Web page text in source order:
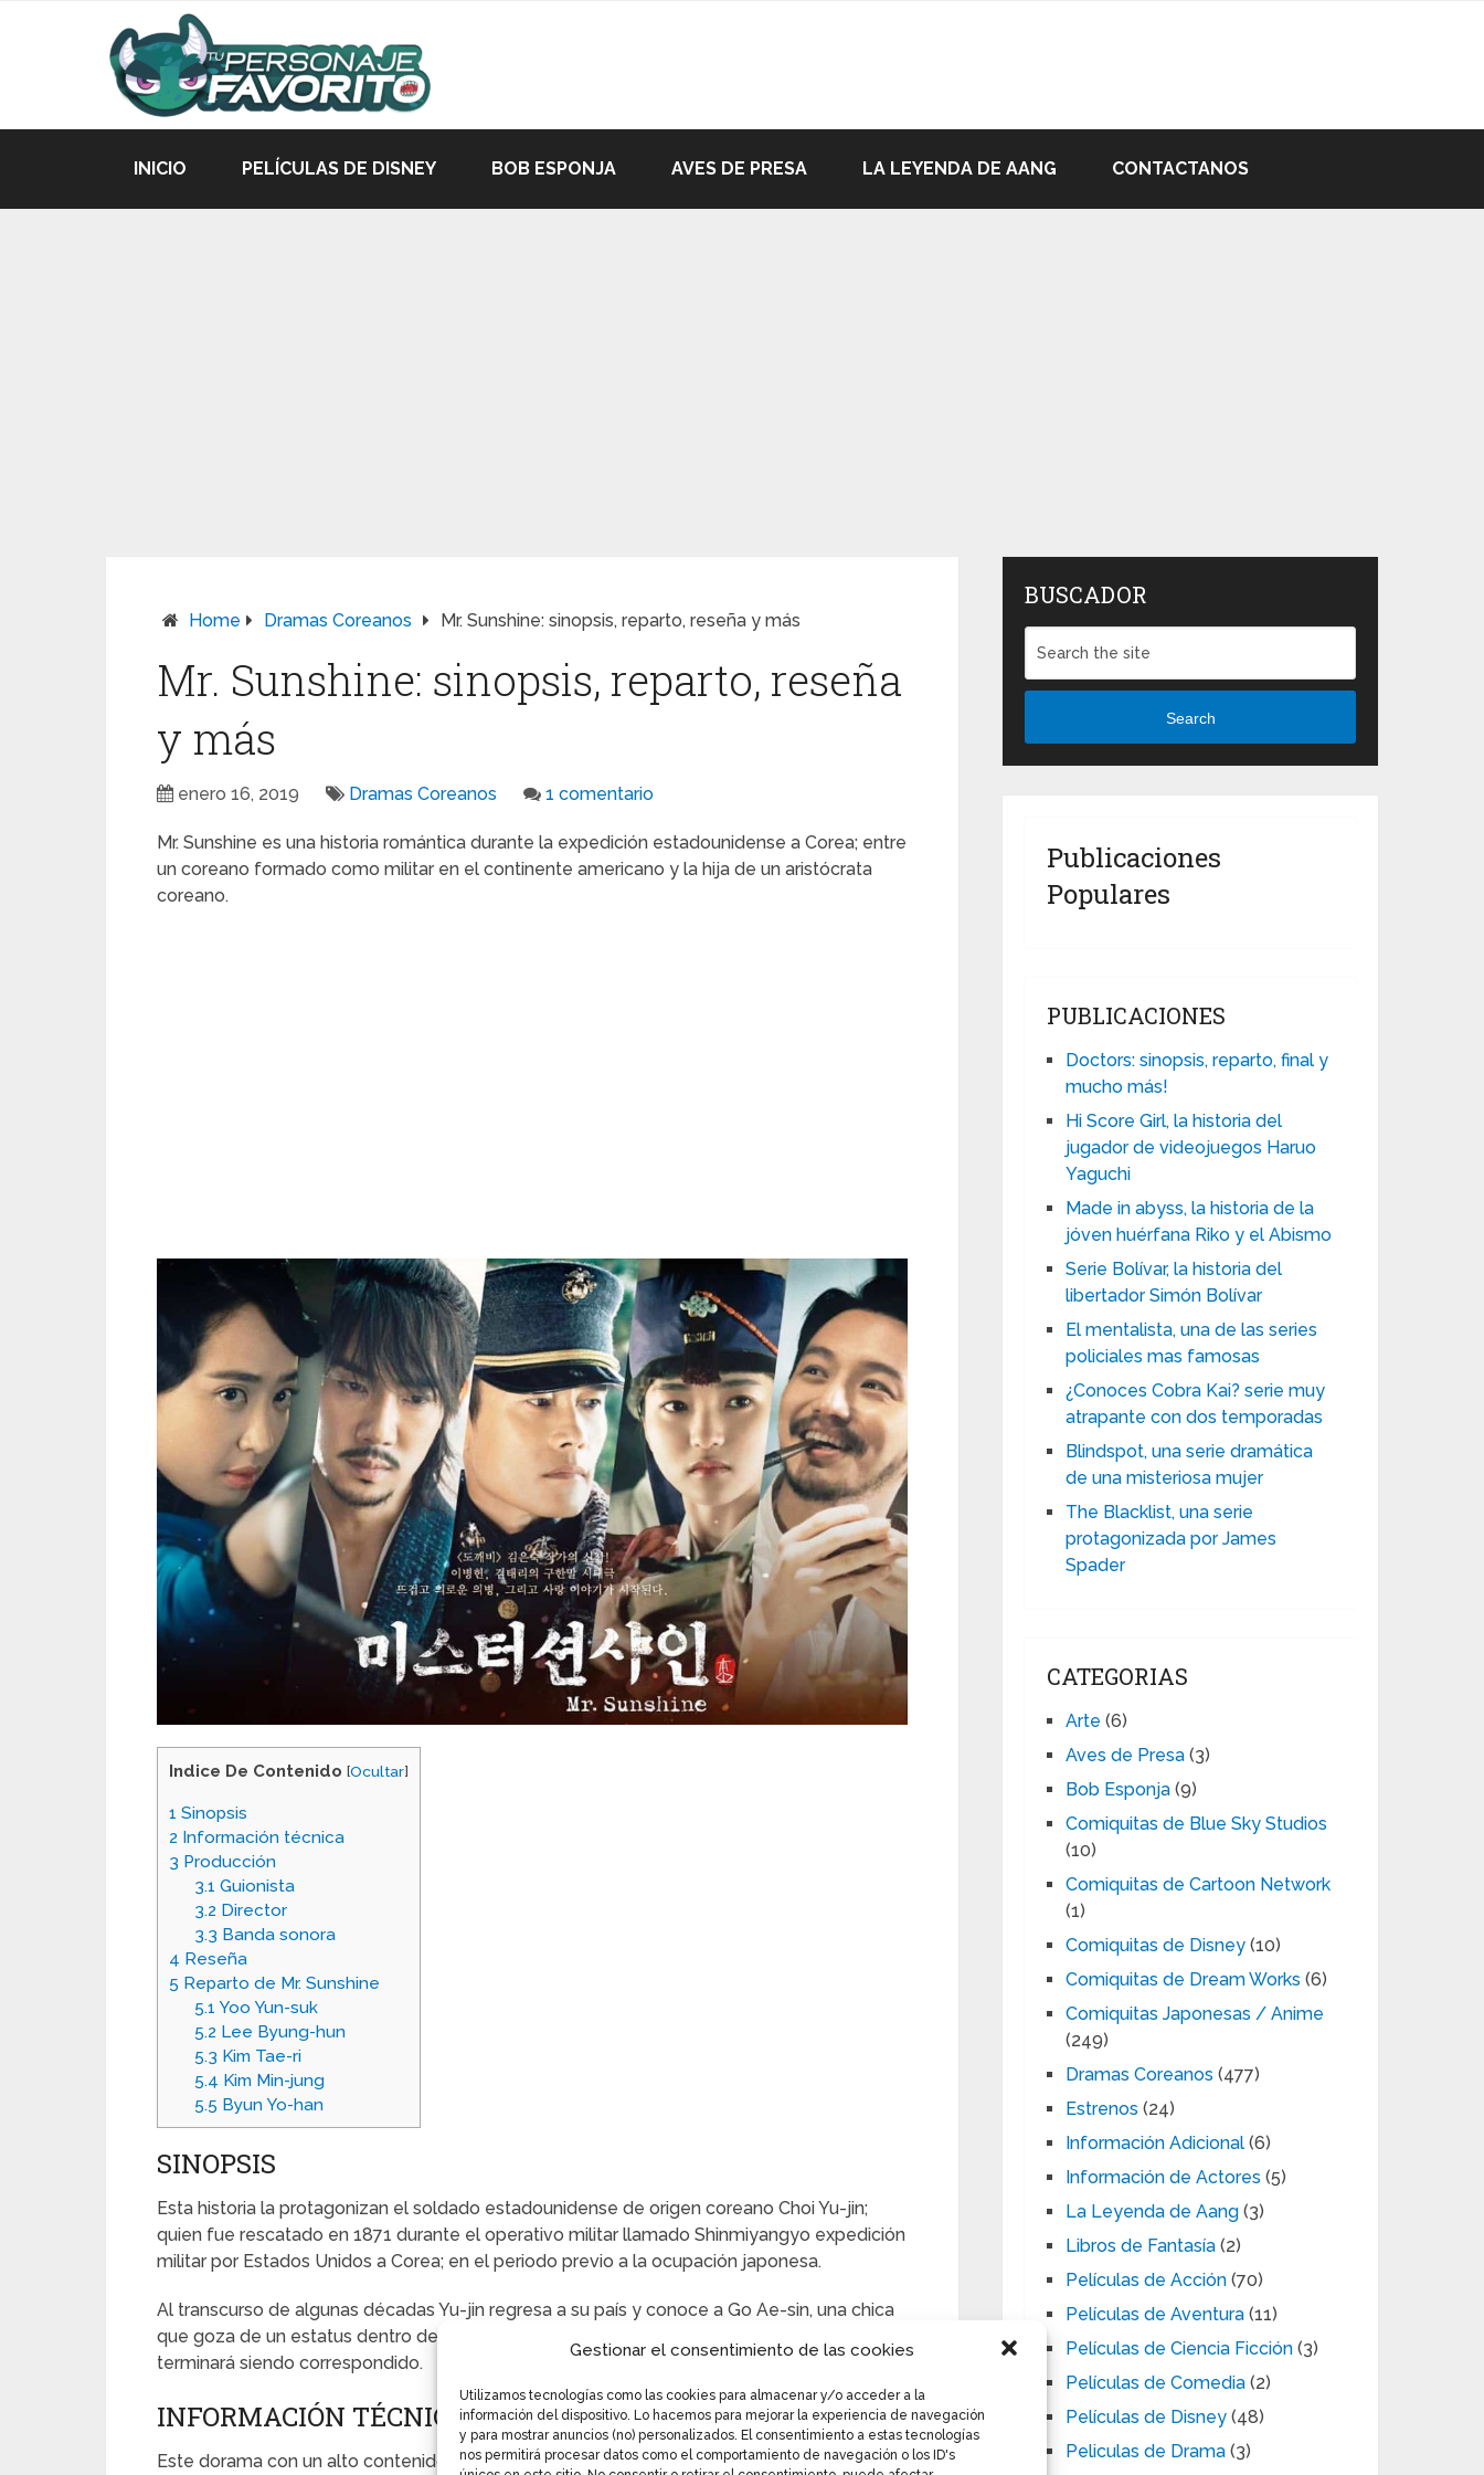
Gestionar el consentimiento de las cookies
Utilizamos tecnologías como las cookies para almacenar y/o acceder a la
información del dispositivo. Lo hacemos para mejorar la experiencia de navegación
y para mostrar anuncios (no) personalizados. El consentimiento a estas tecnologías
nos permitirá procesar datos como el comportamiento de navegación o los ID's
INICIO PELÍCULAS DE DISNEY BOB ESPONJA AVES DE PRESA LA LEYENDA DE AANG CONTACTANOS
Home Dramas Coreanos Mr. Sunshine: sinopsis, reparto, reseña y más
Mr. Sunshine: sinopsis, reparto, reseña
y más
enero 16, 2019 Dramas Coreanos 1 comentario
Mr. Sunshine es una historia romántica durante la expedición estadounidense a Corea; entre
un coreano formado como militar en el continente americano y la hija de un aristócrata
coreano.
Indice De Contenido [Ocultar]
1 Sinopsis
2 Información técnica
3 Producción
3.1 Guionista
3.2 Director
3.3 Banda sonora
4 Reseña
5 Reparto de Mr. Sunshine
5.1 Yoo Yun-suk
5.2 Lee Byung-hun
5.3 Kim Tae-ri
5.4 Kim Min-jung
5.5 Byun Yo-han
SINOPSIS
Esta historia la protagonizan el soldado estadounidense de origen coreano Choi Yu-jin;
quien fue rescatado en 1871 durante el operativo militar llamado Shinmiyangyo expedición
militar por Estados Unidos a Corea; en el periodo previo a la ocupación japonesa.
Al transcurso de algunas décadas Yu-jin regresa a su país y conoce a Go Ae-sin, una chica
que goza de un estatus dentro de la aristocracia coreana, y se enamora de ella; amor que
terminará siendo correspondido.
INFORMACIÓN TÉCNICA
Este dorama con un alto contenido de connotación histórica fue creado por Choi Jinnie,
BUSCADOR
Search
Publicaciones
Populares
PUBLICACIONES
Doctors: sinopsis, reparto, final y
mucho más!
Hi Score Girl, la historia del
jugador de videojuegos Haruo
Yaguchi
Made in abyss, la historia de la
jóven huérfana Riko y el Abismo
Serie Bolívar, la historia del
libertador Simón Bolívar
El mentalista, una de las series
policiales mas famosas
¿Conoces Cobra Kai? serie muy
atrapante con dos temporadas
Blindspot, una serie dramática
de una misteriosa mujer
The Blacklist, una serie
protagonizada por James
Spader
CATEGORIAS
Arte (6)
Aves de Presa (3)
Bob Esponja (9)
Comiquitas de Blue Sky Studios
(10)
Comiquitas de Cartoon Network
(1)
Comiquitas de Disney (10)
Comiquitas de Dream Works (6)
Comiquitas Japonesas / Anime
(249)
Dramas Coreanos (477)
Estrenos (24)
Información Adicional (6)
Información de Actores (5)
La Leyenda de Aang (3)
Libros de Fantasía (2)
Películas de Acción (70)
Películas de Aventura (11)
Películas de Ciencia Ficción (3)
Películas de Comedia (2)
Películas de Disney (48)
Peliculas de Drama (3)